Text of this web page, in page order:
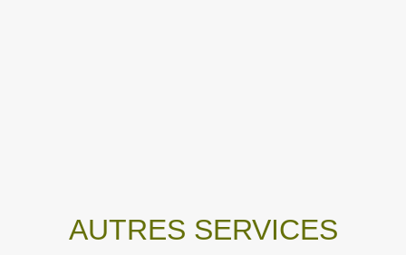
AUTRES SERVICES